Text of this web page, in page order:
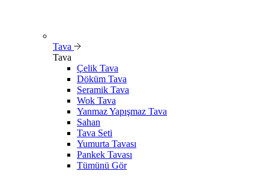
Tava
Tava
Çelik Tava
Döküm Tava
Seramik Tava
Wok Tava
Yanmaz Yapışmaz Tava
Sahan
Tava Seti
Yumurta Tavası
Pankek Tavası
Tümünü Gör